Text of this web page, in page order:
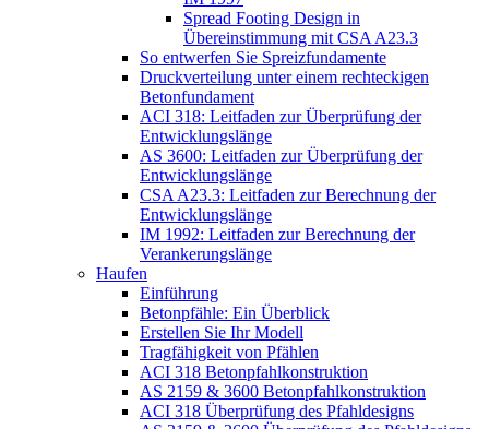
Spread Footing Design in
Übereinstimmung mit CSA A23.3
So entwerfen Sie Spreizfundamente
Druckverteilung unter einem rechteckigen
Betonfundament
ACI 318: Leitfaden zur Überprüfung der
Entwicklungslänge
AS 3600: Leitfaden zur Überprüfung der
Entwicklungslänge
CSA A23.3: Leitfaden zur Berechnung der
Entwicklungslänge
IM 1992: Leitfaden zur Berechnung der
Verankerungslänge
Haufen
Einführung
Betonpfähle: Ein Überblick
Erstellen Sie Ihr Modell
Tragfähigkeit von Pfählen
ACI 318 Betonpfahlkonstruktion
AS 2159 & 3600 Betonpfahlkonstruktion
ACI 318 Überprüfung des Pfahldesigns